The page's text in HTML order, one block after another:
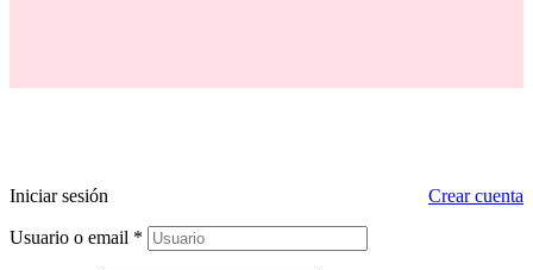
Iniciar sesión Crear cuenta
Usuario o email *